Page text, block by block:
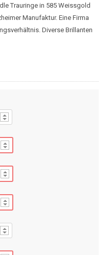
Trauringe in 585 Weissgold
Manufaktur. Eine Firma
Diverse Brillanten